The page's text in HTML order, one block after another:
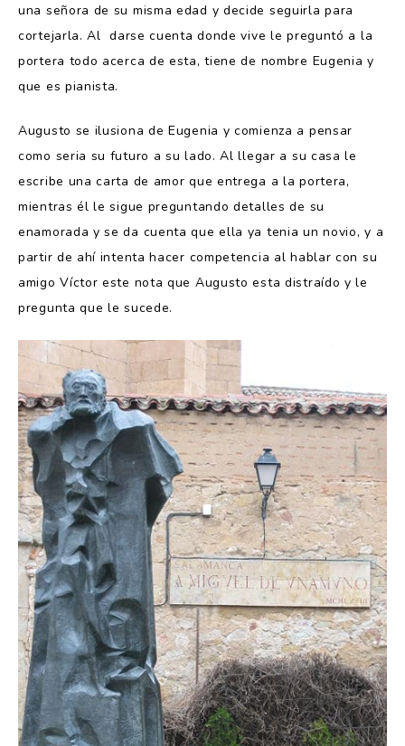
una señora de su misma edad y decide seguirla para
cortejarla. Al darse cuenta donde vive le preguntó a la
portera todo acerca de esta, tiene de nombre Eugenia y
que es pianista.
Augusto se ilusiona de Eugenia y comienza a pensar
como seria su futuro a su lado. Al llegar a su casa le
escribe una carta de amor que entrega a la portera,
mientras él le sigue preguntando detalles de su
enamorada y se da cuenta que ella ya tenia un novio, y a
partir de ahí intenta hacer competencia al hablar con su
amigo Víctor este nota que Augusto esta distraído y le
pregunta que le sucede.